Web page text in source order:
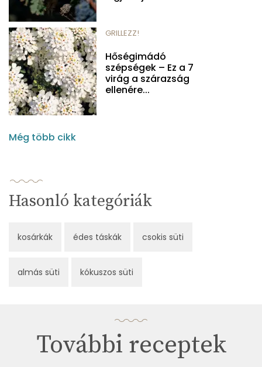
GRILLEZZ!
Hőségimádó
szépségek – Ez a 7
virág a szárazság
ellenére...
Még több cikk
Hasonló kategóriák
kosárkák édes táskák csokis süti
almás süti kókuszos süti
További receptek